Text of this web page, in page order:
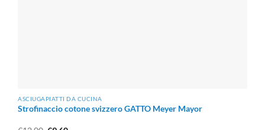
ASCIUGAPIATTI DA CUCINA
Strofinaccio cotone svizzero GATTO Meyer Mayor